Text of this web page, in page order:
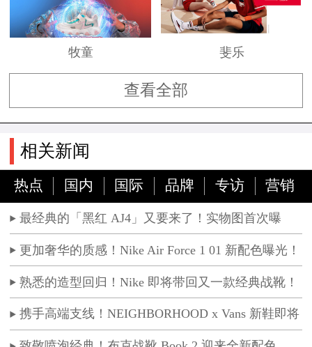
牧童 斐乐
查看全部
相关新闻
热点 国内 国际 品牌 专访 营销
最经典的「黑红 AJ4」又要来了！实物图首次曝
光！
更加奢华的质感！Nike Air Force 1 01 新配色曝光！
熟悉的造型回归！Nike 即将带回又一款经典战靴！
携手高端支线！NEIGHBORHOOD x Vans 新鞋即将
发售